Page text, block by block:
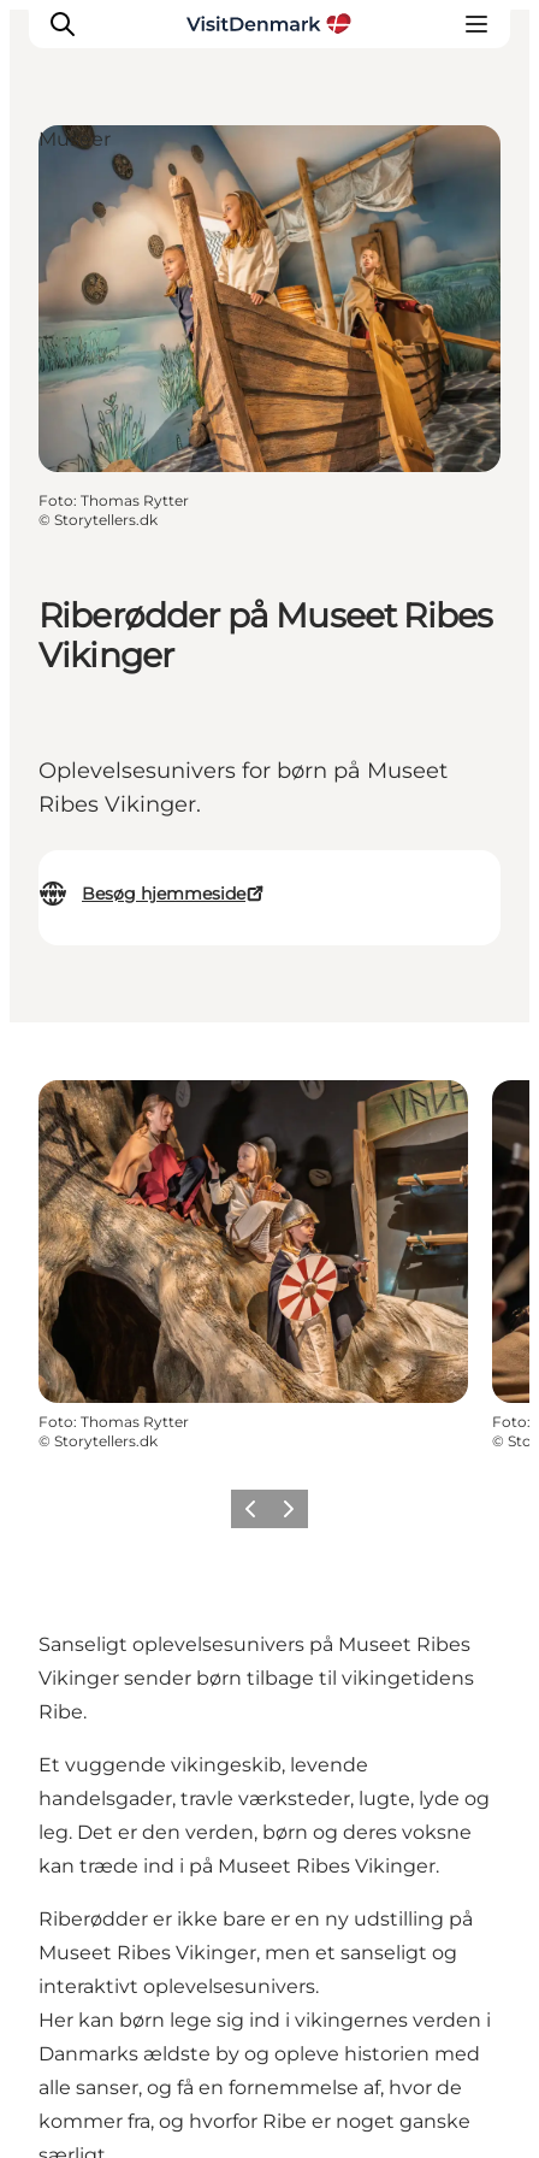
Inspiration
Destinationer
Oplevelser
Overnatning
Planlæg ferien
Riberødder på Museet Ribes
Vikinger
Oplevelsesunivers for børn på Museet
Ribes Vikinger.
Besøg hjemmeside
Museer
Foto: Thomas Rytter
© Storytellers.dk
Foto: Thomas Rytter
© Storytellers.dk
Foto:
©
ForrigeNæste
Sanseligt oplevelsesunivers på Museet Ribes
Vikinger sender børn tilbage til vikingetidens
Ribe.
Et vuggende vikingeskib, levende
handelsgader, travle værksteder, lugte, lyde og
leg. Det er den verden, børn og deres voksne
kan træde ind i på Museet Ribes Vikinger.
Riberødder er ikke bare er en ny udstilling på
Museet Ribes Vikinger, men et sanseligt og
interaktivt oplevelsesunivers.
Her kan børn lege sig ind i vikingernes verden i
Danmarks ældste by og opleve historien med
alle sanser, og få en fornemmelse af, hvor de
kommer fra, og hvorfor Ribe er noget ganske